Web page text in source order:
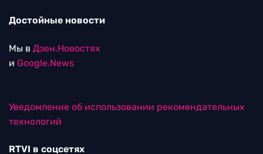
Достойные новости
Мы в Дзен.Новостях
и Google.News
Уведомление об использовании рекомендательных
технологий
RTVI в соцсетях